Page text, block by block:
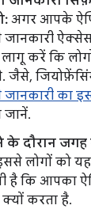
अगर आपके
जानकारी
करें कि
जैसे,
का
जानें.
दौरान जगह
लोगों को
है कि आपका
करता है.